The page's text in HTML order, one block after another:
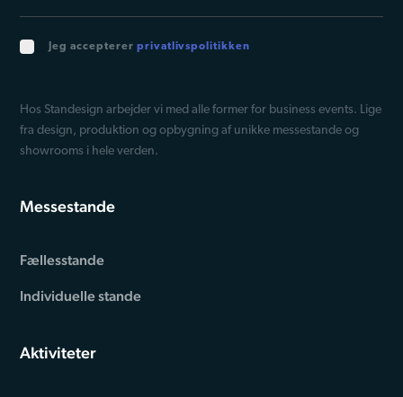
Jeg accepterer privatlivspolitikken
Hos Standesign arbejder vi med alle former for business events. Lige
fra design, produktion og opbygning af unikke messestande og
showrooms i hele verden.
Messestande
Fællesstande
Individuelle stande
Aktiviteter